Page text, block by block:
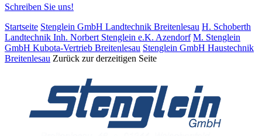
Schreiben Sie uns!
Startseite Stenglein GmbH Landtechnik Breitenlesau H. Schoberth
Land­tech­nik Inh. Norbert Stenglein e.K. Azendorf M. Stenglein
GmbH Kubota-Vertrieb Breitenlesau Stenglein GmbH Haustechnik
Breitenlesau Zurück zur derzeitigen Seite